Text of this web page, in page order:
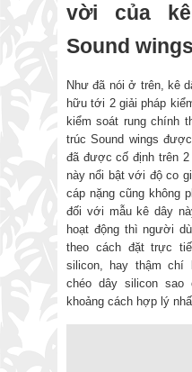
vời của
Sound wings
Như đã nói ở trên, kê
hữu tới 2 giải pháp
kiểm soát rung chính
trúc Sound wings
đã được cố định trên
này nổi bật với độ co
cáp nặng cũng không
đối với mẫu kê dây
hoạt động thì người
theo cách đặt trực
silicon, hay thậm chí
chéo dây silicon sao
khoảng cách hợp lý